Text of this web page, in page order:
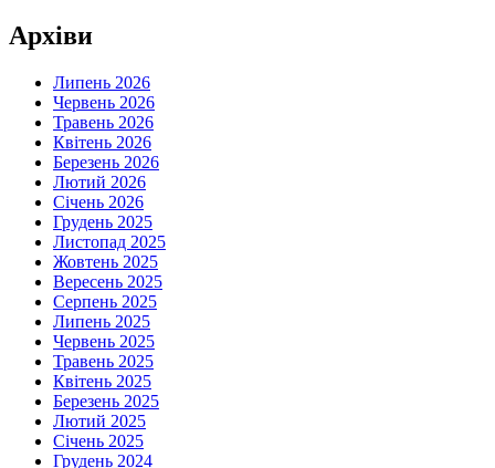
Архіви
Липень 2026
Червень 2026
Травень 2026
Квітень 2026
Березень 2026
Лютий 2026
Січень 2026
Грудень 2025
Листопад 2025
Жовтень 2025
Вересень 2025
Серпень 2025
Липень 2025
Червень 2025
Травень 2025
Квітень 2025
Березень 2025
Лютий 2025
Січень 2025
Грудень 2024